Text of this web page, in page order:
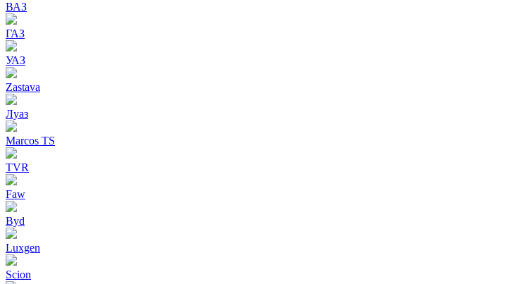
ВАЗ
ГАЗ
УАЗ
Zastava
Луаз
Marcos TS
TVR
Faw
Byd
Luxgen
Scion